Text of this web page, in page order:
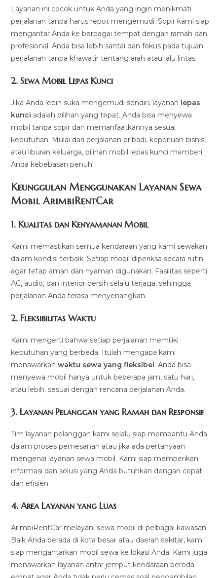
Layanan ini cocok untuk Anda yang ingin menikmati
perjalanan tanpa harus repot mengemudi. Sopir kami siap
mengantar Anda ke berbagai tempat dengan ramah dan
profesional. Anda bisa lebih santai dan fokus pada tujuan
perjalanan tanpa khawatir tentang arah atau lalu lintas.
2.Sewa Mobil Lepas Kunci
Jika Anda lebih suka mengemudi sendiri, layanan lepas
kunci adalah pilihan yang tepat. Anda bisa menyewa
mobil tanpa sopir dan memanfaatkannya sesuai
kebutuhan. Mulai dari perjalanan pribadi, keperluan bisnis,
atau liburan keluarga, pilihan mobil lepas kunci memberi
Anda kebebasan penuh.
Keunggulan Menggunakan Layanan Sewa
Mobil ArimbiRentCar
1.Kualitas dan Kenyamanan Mobil
Kami memastikan semua kendaraan yang kami sewakan
dalam kondisi terbaik. Setiap mobil diperiksa secara rutin
agar tetap aman dan nyaman digunakan. Fasilitas seperti
AC, audio, dan interior bersih selalu terjaga, sehingga
perjalanan Anda terasa menyenangkan.
2.Fleksibilitas Waktu
Kami mengerti bahwa setiap perjalanan memiliki
kebutuhan yang berbeda. Itulah mengapa kami
menawarkanwaktu sewa yang fleksibel. Anda bisa
menyewa mobil hanya untuk beberapa jam, satu hari,
atau lebih, sesuai dengan rencana perjalanan Anda.
3.Layanan Pelanggan yang Ramah dan Responsif
Tim layanan pelanggan kami selalu siap membantu Anda
dalam proses pemesanan atau jika ada pertanyaan
mengenai layanan sewa mobil. Kami siap memberikan
informasi dan solusi yang Anda butuhkan dengan cepat
dan efisien.
4.Area Layanan yang Luas
ArimbiRentCar melayani sewa mobil di pelbagai kawasan.
Baik Anda berada di kota besar atau daerah sekitar, kami
siap mengantarkan mobil sewa ke lokasi Anda. Kami juga
menawarkan layanan antar jemput kendaraan beroda